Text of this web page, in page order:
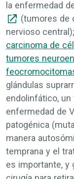
la enfermedad
(tumores de
nervioso
carcinoma de
tumores
glándulas
endolinfático,
enfermedad de
patogénica
manera
temprana y el
es importante, y